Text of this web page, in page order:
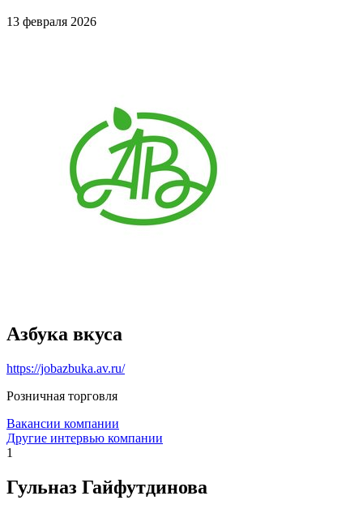
13 февраля 2026
Азбука вкуса
https://jobazbuka.av.ru/
Розничная торговля
Вакансии компании
Другие интервью компании
1
Гульназ Гайфутдинова